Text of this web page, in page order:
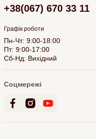
+38(067) 670 33 11
Графік роботи
Пн-Чт: 9:00-18:00
Пт: 9:00-17:00
Сб-Нд: Вихідний
Соцмережі